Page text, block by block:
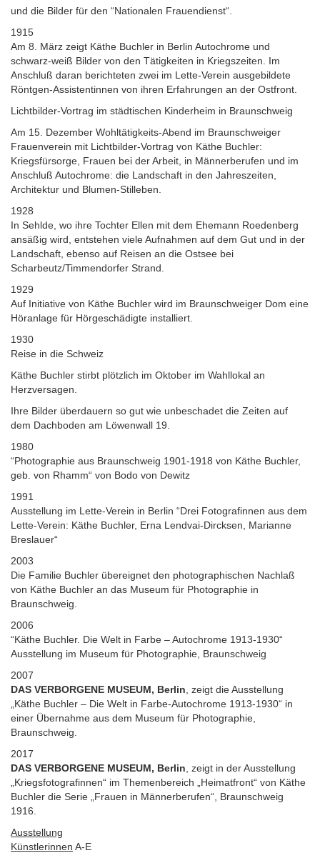
und die Bilder für den “Nationalen Frauendienst“.
1915
Am 8. März zeigt Käthe Buchler in Berlin Autochrome und
schwarz-weiß Bilder von den Tätigkeiten in Kriegszeiten. Im
Anschluß daran berichteten zwei im Lette-Verein ausgebildete
Röntgen-Assistentinnen von ihren Erfahrungen an der Ostfront.
Lichtbilder-Vortrag im städtischen Kinderheim in Braunschweig
Am 15. Dezember Wohltätigkeits-Abend im Braunschweiger
Frauenverein mit Lichtbilder-Vortrag von Käthe Buchler:
Kriegsfürsorge, Frauen bei der Arbeit, in Männerberufen und im
Anschluß Autochrome: die Landschaft in den Jahreszeiten,
Architektur und Blumen-Stilleben.
1928
In Sehlde, wo ihre Tochter Ellen mit dem Ehemann Roedenberg
ansäßig wird, entstehen viele Aufnahmen auf dem Gut und in der
Landschaft, ebenso auf Reisen an die Ostsee bei
Scharbeutz/Timmendorfer Strand.
1929
Auf Initiative von Käthe Buchler wird im Braunschweiger Dom eine
Höranlage für Hörgeschädigte installiert.
1930
Reise in die Schweiz
Käthe Buchler stirbt plötzlich im Oktober im Wahllokal an
Herzversagen.
Ihre Bilder überdauern so gut wie unbeschadet die Zeiten auf
dem Dachboden am Löwenwall 19.
1980
“Photographie aus Braunschweig 1901-1918 von Käthe Buchler,
geb. von Rhamm“ von Bodo von Dewitz
1991
Ausstellung im Lette-Verein in Berlin “Drei Fotografinnen aus dem
Lette-Verein: Käthe Buchler, Erna Lendvai-Dircksen, Marianne
Breslauer“
2003
Die Familie Buchler übereignet den photographischen Nachlaß
von Käthe Buchler an das Museum für Photographie in
Braunschweig.
2006
“Käthe Buchler. Die Welt in Farbe – Autochrome 1913-1930“
Ausstellung im Museum für Photographie, Braunschweig
2007
DAS VERBORGENE MUSEUM, Berlin , zeigt die Ausstellung
„Käthe Buchler – Die Welt in Farbe-Autochrome 1913-1930“ in
einer Übernahme aus dem Museum für Photographie,
Braunschweig.
2017
DAS VERBORGENE MUSEUM, Berlin , zeigt in der Ausstellung
„Kriegsfotografinnen“ im Themenbereich „Heimatfront“ von Käthe
Buchler die Serie „Frauen in Männerberufen“, Braunschweig
1916.
Ausstellung
Künstlerinnen A-E